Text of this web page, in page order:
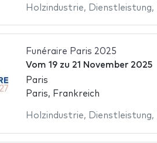
Holzindustrie, Dienstleistung,
Funéraire Paris 2025
Vom 19zu 21 November 2025
Paris
Paris, Frankreich
Holzindustrie, Dienstleistung,